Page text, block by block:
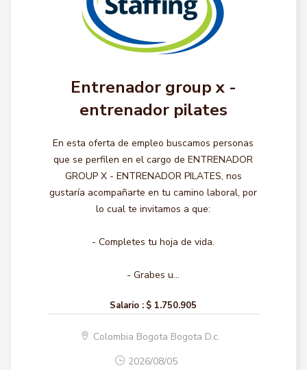
Entrenador group x -
entrenador pilates
En esta oferta de empleo buscamos personas
que se perfilen en el cargo de ENTRENADOR
GROUP X - ENTRENADOR PILATES, nos
gustaría acompañarte en tu camino laboral, por
lo cual te invitamos a que:
- Completes tu hoja de vida.
- Grabes u...
Salario : $ 1.750.905
Colombia Bogota Bogota D.c.
2026/08/05